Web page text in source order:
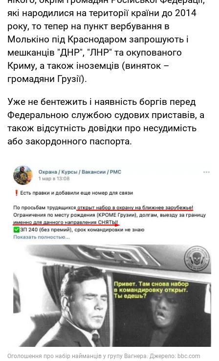
які народилися на території країни до 2014
року, то тепер на пункт вербування в
Молькіно під Краснодаром запрошують і
мешканців "ДНР", "ЛНР" та окупованого
Криму, а також іноземців (виняток –
громадяни Грузії).
Уже не бентежить і наявність боргів перед
Федеральною службою судових приставів, а
також відсутність довідки про несудимість
або закордонного паспорта.